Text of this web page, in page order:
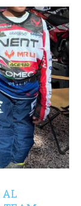
AL